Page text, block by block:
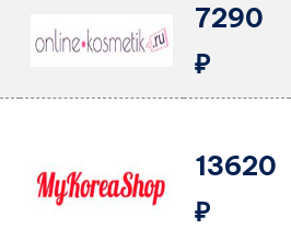
7290
₽
13620
₽